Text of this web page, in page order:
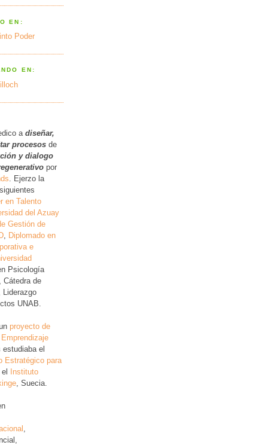
EN:
Poder
EN:
a diseñar,
procesos de
y dialogo
por
. Ejerzo la
en Talento
del Azuay
Gestión de
Diplomado en
e
Psicología
Cátedra de
Liderazgo
UNAB.
proyecto de
estudiaba el
Estratégico para
el Instituto
, Suecia.